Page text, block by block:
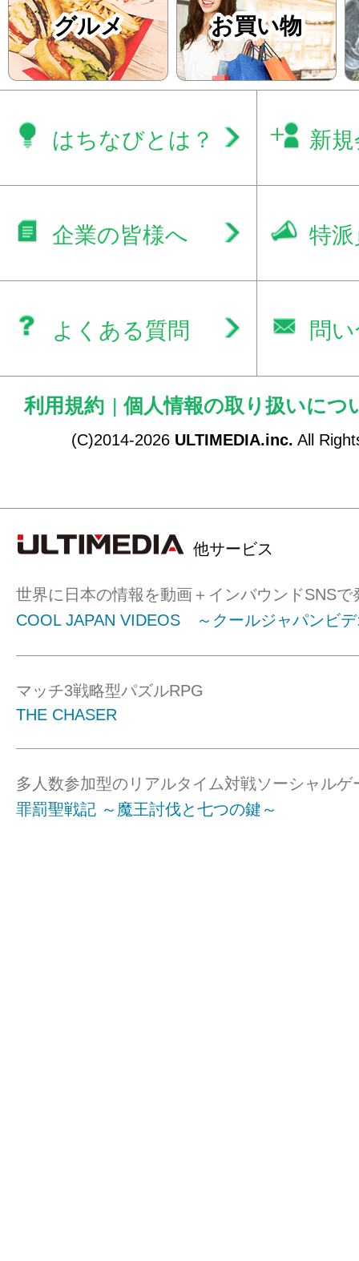
グルメ お買い物
はちなびとは？ 新
企業の皆様へ 特
よくある質問 問
利用規約 | 個人情報の取り扱いにつ
(C)2014-2026 ULTIMEDIA.inc. All
他サービス
世界に日本の情報を動画＋インバウンドSNSで
COOL JAPAN VIDEOS ～クールジャパンビ
マッチ3戦略型パズルRPG
THE CHASER
多人数参加型のリアルタイム対戦ソーシャルゲ
罪罰聖戦記 ～魔王討伐と七つの鍵～